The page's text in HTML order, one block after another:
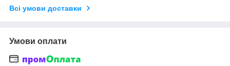
Всі умови доставки
Умови оплати